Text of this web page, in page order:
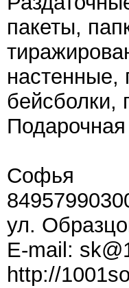
пакеты,
настенные,
бейсболки,
Подарочная
Софья
ул.
E-mail:
http://